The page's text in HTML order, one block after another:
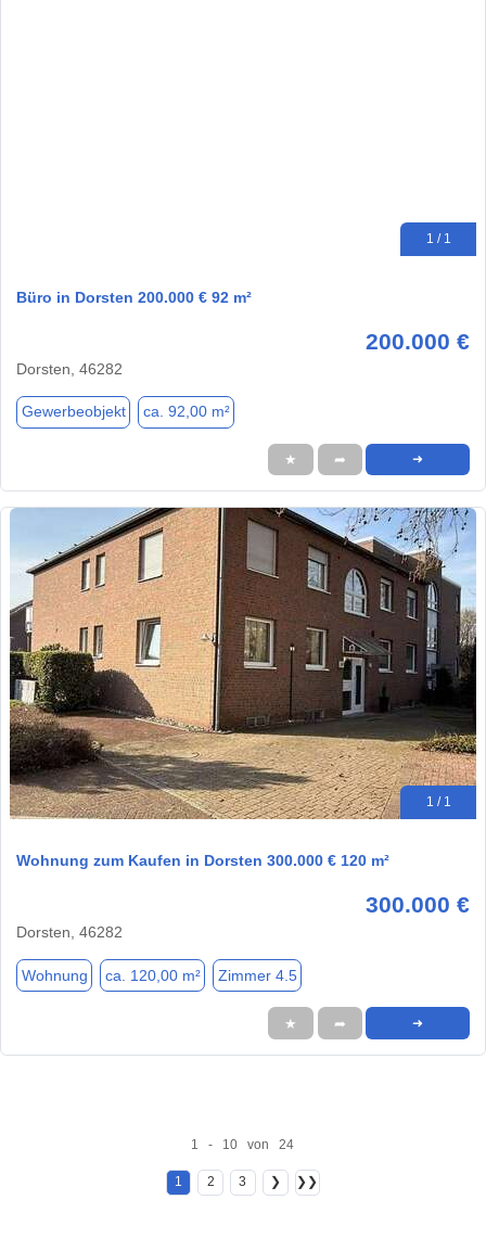
1 / 1
Büro in Dorsten 200.000 € 92 m²
200.000 €
Dorsten, 46282
Gewerbeobjekt ca. 92,00 m²
★ ➦ ➜
1 / 1
Wohnung zum Kaufen in Dorsten 300.000 € 120 m²
300.000 €
Dorsten, 46282
Wohnung ca. 120,00 m² Zimmer 4.5
★ ➦ ➜
1 - 10 von 24
1 2 3 ❯ ❯❯